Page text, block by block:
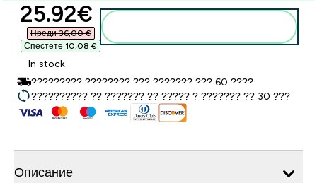
discounted price
25.92€‎
Преди 36,00 €‎
Спестете 10,08 €‎
In stock
????????? ???????? ??? ??????? ??? 60 ????
?????????? ?? ??????? ?? ????? ? ??????? ?? 30 ???
Описание